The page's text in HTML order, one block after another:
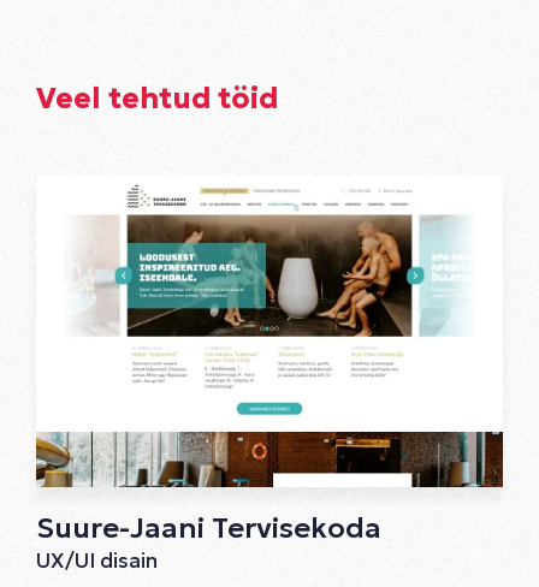
Veel tehtud töid
Suure-Jaani Tervisekoda
UX/UI disain